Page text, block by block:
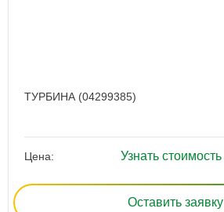
ТУРБИНА (04299385)
Цена: Узнать стоимость
Оставить заявку